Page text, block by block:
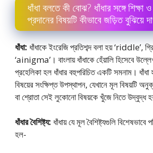
ধাঁধা বলতে কী বােঝ? ধাঁধার সঙ্গে শিক্ষা
প্রদানের বিষয়টি কীভাবে জড়িত বুঝিয়ে
ধাঁধা: ধাঁধাকে ইংরেজি প্রতিশব্দ বলা হয় ‘riddle’,
‘ainigma’। বাংলায় ধাঁধাকে হেঁয়ালি হিসেবে
প্রহেলিকা হল ধাঁধার বহুপরিচিত একটি সমনাম।
বিষয়ের সংক্ষিপ্ত উপস্থাপন, যেখানে মূল বিষয়টি
বা শ্রোতা সেই লুকোনাে বিষয়কে খুঁজে নিতে উদ্বুদ্ধ
ধাঁধার বৈশিষ্ট্য: ধাঁধায় যে মূল বৈশিষ্ট্যগুলি বিশেষভাবে
হল-